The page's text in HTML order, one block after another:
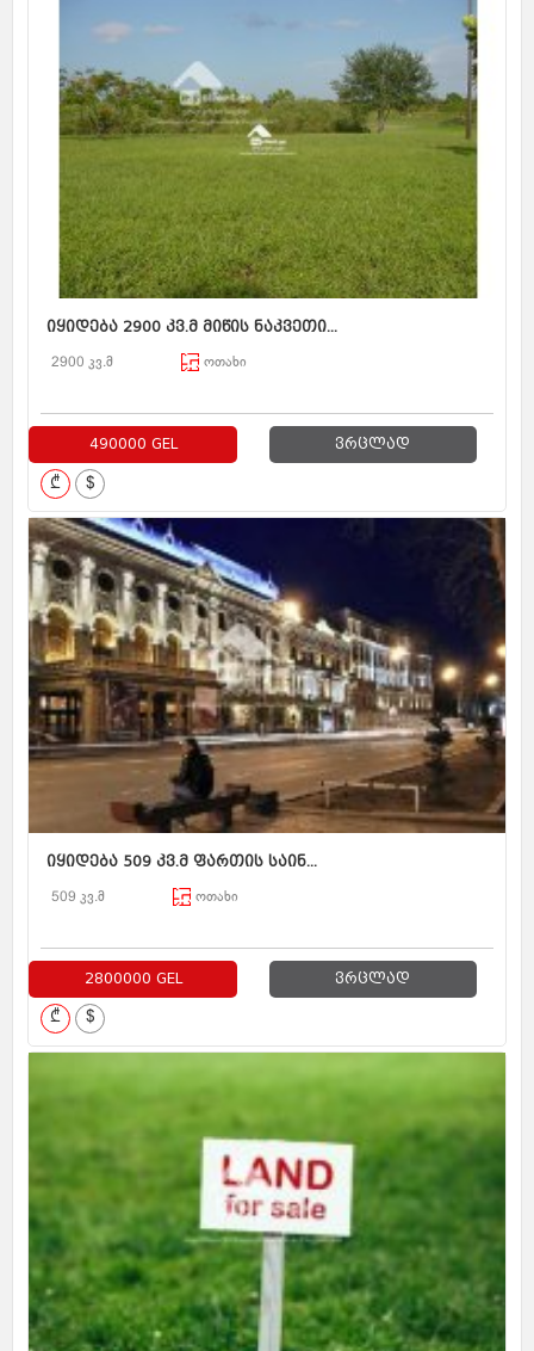
იყიდება 2900 კვ.მ მიწის ნაკვეთი...
2900 კვ.მ ოთახი
490000 GEL ვრცლად
₾ $
იყიდება 509 კვ.მ ფართის საინ...
509 კვ.მ ოთახი
2800000 GEL ვრცლად
₾ $